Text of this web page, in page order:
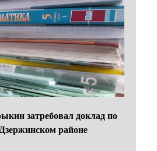
затребовал доклад по
районе